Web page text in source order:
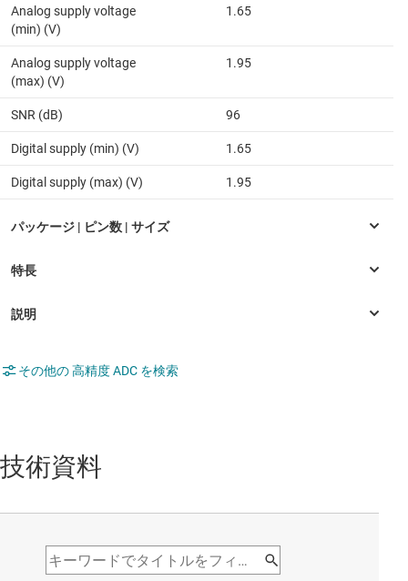
Analog supply voltage
(min) (V)
1.65
Analog supply voltage
(max) (V)
1.95
SNR (dB) 96
Digital supply (min) (V) 1.65
Digital supply (max) (V) 1.95
その他の 高精度 ADC を検索
技術資料